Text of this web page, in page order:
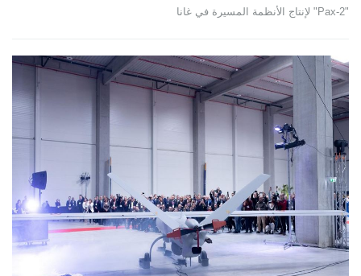
"Pax-2" لإنتاج الأنظمة المسيرة في غانا